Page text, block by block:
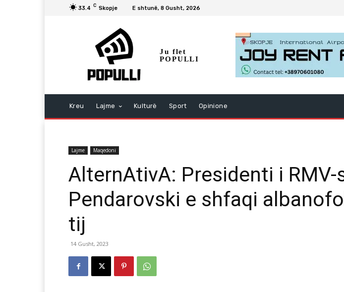
33.4 C Skopje E shtunë, 8 Gusht, 2026
Ju flet
POPULLI
Kreu Lajme Kulturë Sport Opinione
Lajme Maqedoni
AlternAtivA: Presidenti i RMV-
Pendarovski e shfaqi
tij
14 Gusht, 2023